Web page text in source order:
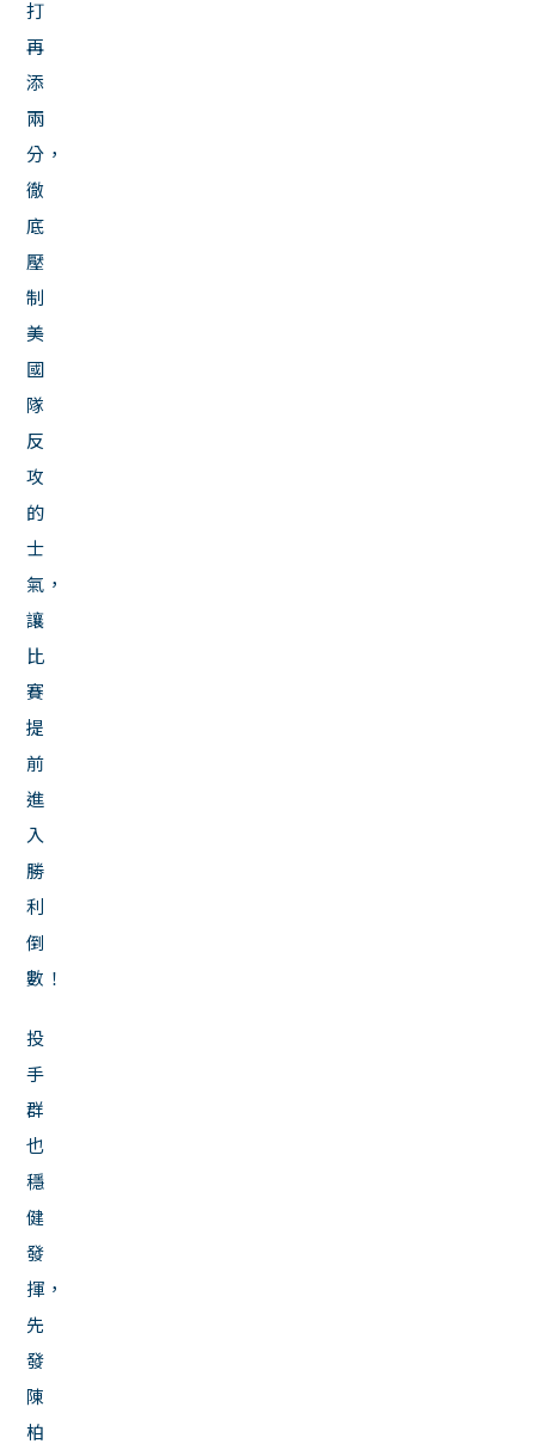
打
再
添
兩
分，
徹
底
壓
制
美
國
隊
反
攻
的
士
氣，
讓
比
賽
提
前
進
入
勝
利
倒
數！
投
手
群
也
穩
健
發
揮，
先
發
陳
柏